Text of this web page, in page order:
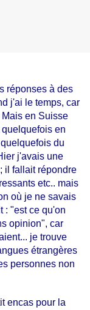
réponses à des
j'ai le temps, car
en Suisse
en
du
j'avais une
il fallait répondre
etc.. mais
où je ne savais
: "est ce qu'on
opinion", car
je trouve
étrangères
personnes non
encas pour la